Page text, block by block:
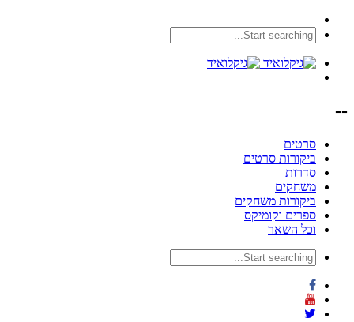
--
סרטים
ביקורות סרטים
סדרות
משחקים
ביקורות משחקים
ספרים וקומיקס
וכל השאר